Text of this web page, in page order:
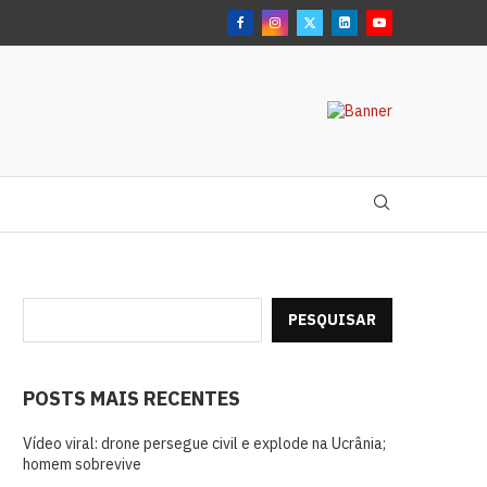
PESQUISAR
POSTS MAIS RECENTES
Vídeo viral: drone persegue civil e explode na Ucrânia;
homem sobrevive